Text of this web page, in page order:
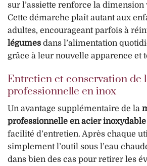
sur l’assiette renforce la dimension
Cette démarche plaît autant aux
adultes, encourageant parfois à
légumes dans l’alimentation
grâce à leur nouvelle apparence et
Entretien et conservation de
professionnelle en inox
Un avantage supplémentaire de la
professionnelle en acier inoxydable
facilité d’entretien. Après chaque
simplement l’outil sous l’eau
dans bien des cas pour retirer les